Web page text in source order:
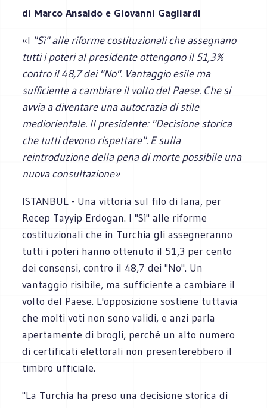
di Marco Ansaldo e Giovanni Gagliardi
«I "Sì" alle riforme costituzionali che assegnano
tutti i poteri al presidente ottengono il 51,3%
contro il 48,7 dei "No". Vantaggio esile ma
sufficiente a cambiare il volto del Paese. Che si
avvia a diventare una autocrazia di stile
mediorientale. Il presidente: "Decisione storica
che tutti devono rispettare". E sulla
reintroduzione della pena di morte possibile una
nuova consultazione»
ISTANBUL - Una vittoria sul filo di lana, per
Recep Tayyip Erdogan. I "Sì" alle riforme
costituzionali che in Turchia gli assegneranno
tutti i poteri hanno ottenuto il 51,3 per cento
dei consensi, contro il 48,7 dei "No". Un
vantaggio risibile, ma sufficiente a cambiare il
volto del Paese. L'opposizione sostiene tuttavia
che molti voti non sono validi, e anzi parla
apertamente di brogli, perché un alto numero
di certificati elettorali non presenterebbero il
timbro ufficiale.
"La Turchia ha preso una decisione storica di